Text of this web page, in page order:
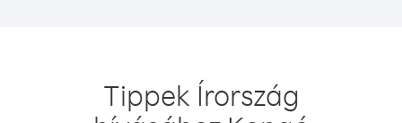
Tippek Írország